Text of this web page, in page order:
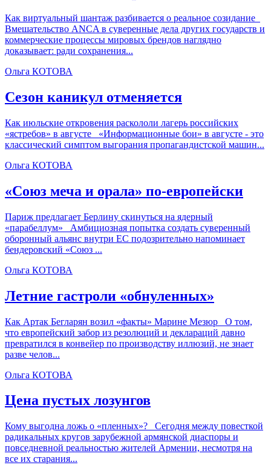
Как виртуальный шантаж разбивается о реальное созидание
Вмешательство ANCA в суверенные дела других государств и
коммерческие процессы мировых брендов наглядно
доказывает: ради сохранения...
Ольга КОТОВА
Сезон каникул отменяется
Как июльские откровения раскололи лагерь российских
«ястребов» в августе «Информационные бои» в августе - это
классический симптом выгорания пропагандистской машин...
Ольга КОТОВА
«Союз меча и орала» по-европейски
Париж предлагает Берлину скинуться на ядерный
«парабеллум» Амбициозная попытка создать суверенный
оборонный альянс внутри ЕС подозрительно напоминает
бендеровский «Союз ...
Ольга КОТОВА
Летние гастроли «обнуленных»
Как Артак Бегларян возил «факты» Марине Мезюр О том,
что европейский забор из резолюций и деклараций давно
превратился в конвейер по производству иллюзий, не знает
разве челов...
Ольга КОТОВА
Цена пустых лозунгов
Кому выгодна ложь о «пленных»? Сегодня между повесткой
радикальных кругов зарубежной армянской диаспоры и
повседневной реальностью жителей Армении, несмотря на
все их старания...